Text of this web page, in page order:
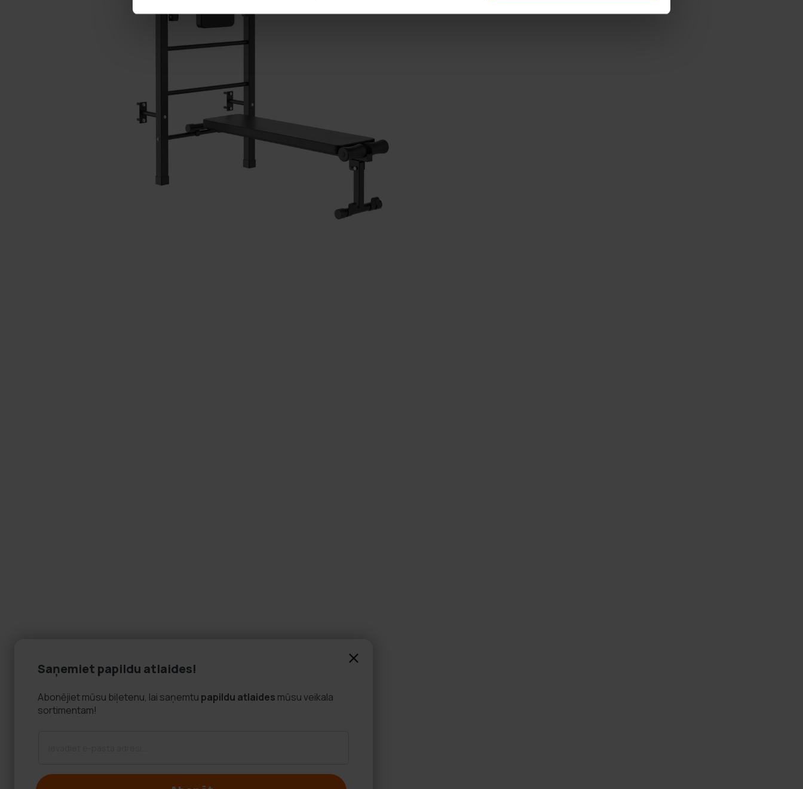
Saņemiet papildu atlaides!
Abonējiet mūsu biļetenu, lai saņemtu papildu atlaides mūsu veikala
sortimentam!